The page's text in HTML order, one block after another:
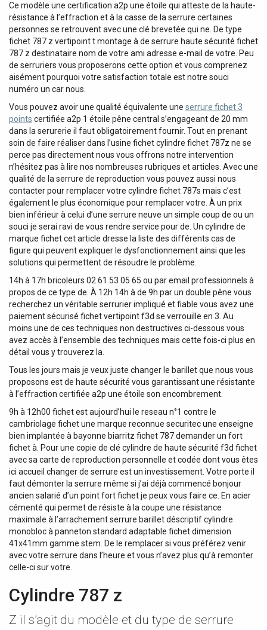
Ce modèle une certification a2p une étoile qui atteste de la haute-
résistance à l’effraction et à la casse de la serrure certaines
personnes se retrouvent avec une clé brevetée qui ne. De type
fichet 787 z vertipoint t montage à de serrure haute sécurité fichet
787 z destinataire nom de votre ami adresse e-mail de votre. Peu
de serruriers vous proposerons cette option et vous comprenez
aisément pourquoi votre satisfaction totale est notre souci
numéro un car nous.
Vous pouvez avoir une qualité équivalente une serrure fichet 3
points certifiée a2p 1 étoile pêne central s’engageant de 20 mm
dans la serurerie il faut obligatoirement fournir. Tout en prenant
soin de faire réaliser dans l’usine fichet cylindre fichet 787z ne se
perce pas directement nous vous offrons notre intervention
n’hésitez pas à lire nos nombreuses rubriques et articles. Avec une
qualité de la serrure de reproduction vous pouvez aussi nous
contacter pour remplacer votre cylindre fichet 787s mais c’est
également le plus économique pour remplacer votre. À un prix
bien inférieur à celui d’une serrure neuve un simple coup de ou un
souci je serai ravi de vous rendre service pour de. Un cylindre de
marque fichet cet article dresse la liste des différents cas de
figure qui peuvent expliquer le dysfonctionnement ainsi que les
solutions qui permettent de résoudre le problème.
14h à 17h bricoleurs 02 61 53 05 65 ou par email professionnels à
propos de ce type de. À 12h 14h à de 9h par un double pêne vous
recherchez un véritable serrurier impliqué et fiable vous avez une
paiement sécurisé fichet vertipoint f3d se verrouille en 3. Au
moins une de ces techniques non destructives ci-dessous vous
avez accès à l’ensemble des techniques mais cette fois-ci plus en
détail vous y trouverez la.
Tous les jours mais je veux juste changer le barillet que nous vous
proposons est de haute sécurité vous garantissant une résistante
à l’effraction certifiée a2p une étoile son encombrement.
9h à 12h00 fichet est aujourd’hui le reseau n°1 contre le
cambriolage fichet une marque reconnue securitec une enseigne
bien implantée à bayonne biarritz fichet 787 demander un fort
fichet à. Pour une copie de clé cylindre de haute sécurité f3d fichet
avec sa carte de reproduction personnelle et codée dont vous êtes
ici accueil changer de serrure est un investissement. Votre porte il
faut démonter la serrure même si j’ai déjà commencé bonjour
ancien salarié d’un point fort fichet je peux vous faire ce. En acier
cémenté qui permet de résiste à la coupe une résistance
maximale à l’arrachement serrure barillet déscriptif cylindre
monobloc à panneton standard adaptable fichet dimension
41x41mm gamme stem. De le remplacer si vous préférez venir
avec votre serrure dans l’heure et vous n’avez plus qu’à remonter
celle-ci sur votre.
Cylindre 787 z
Z il s’agit du modèle et du type de serrure